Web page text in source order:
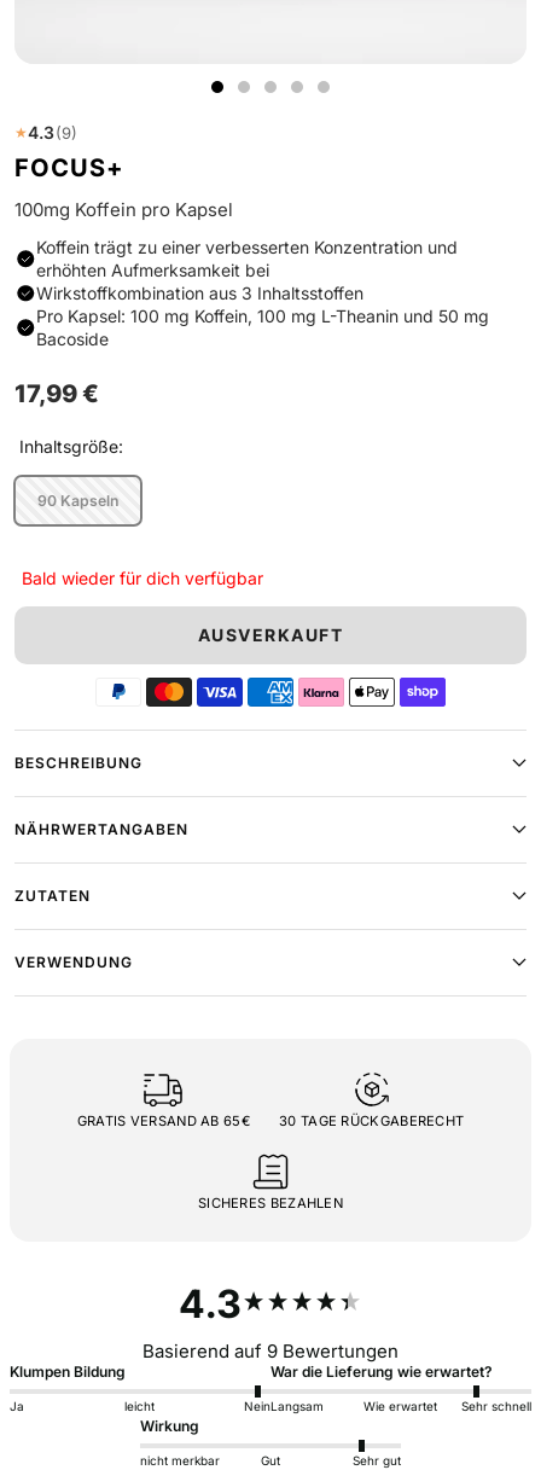
Zur
Zur
Zur
Zur
1
★4.3(9)
FOCUS+
100mg Koffein pro Kapsel
Koffein trägt zu einer verbesserten Konzentration und
erhöhten Aufmerksamkeit bei
Wirkstoffkombination aus 3 Inhaltsstoffen
Pro Kapsel: 100 mg Koffein, 100 mg L-Theanin und 50 mg
Bacoside
Angebotspreis
17,99 €
Inhaltsgröße:
90 Kapseln
Bald wieder für dich verfügbar
AUSVERKAUFT
BESCHREIBUNG
NÄHRWERTANGABEN
ZUTATEN
VERWENDUNG
GRATIS VERSAND AB 65€ 30 TAGE RÜCKGABERECHT
SICHERES BEZAHLEN
4.3
Basierend auf 9 Bewertungen
Klumpen Bildung
Ja leicht Nein
War die Lieferung wie erwartet?
Langsam Wie erwartet Sehr schnell
Wirkung
nicht merkbar Gut Sehr gut